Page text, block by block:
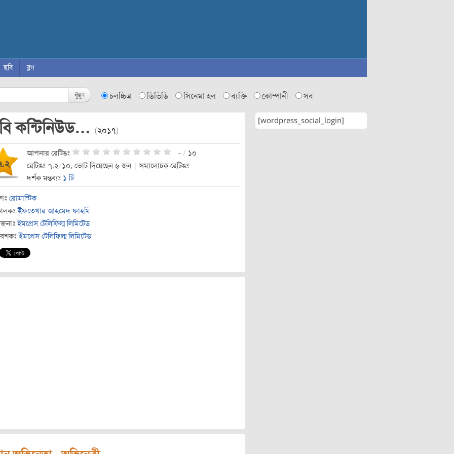
ছবি ব্লগ
খুঁজুন চলচ্চিত্র ডিভিডি সিনেমা হল ব্যক্তি কোম্পানী সব
কন্টিনিউড… (২০১৭)
আপনার রেটিঙঃ - / ১০
রেটিঙঃ ৭.২/১০, ভোট দিয়েছেন ৬ জন
সমালোচক রেটিঙঃ
দর্শক মন্তব্যঃ ১ টি
রোমান্টিক
ইফতেখার আহমেদ ফাহমি
ইমপ্রেস টেলিফিল্ম লিমিটেড
ইমপ্রেস টেলিফিল্ম লিমিটেড
[wordpress_social_login]